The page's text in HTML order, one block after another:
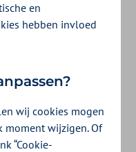
(LCB’s).
beoordeling en
zijn
spelregels (onderdeel
u op de website van
en
hebben invloed
wij cookies mogen
moment wijzigen. Of
“Cookie-